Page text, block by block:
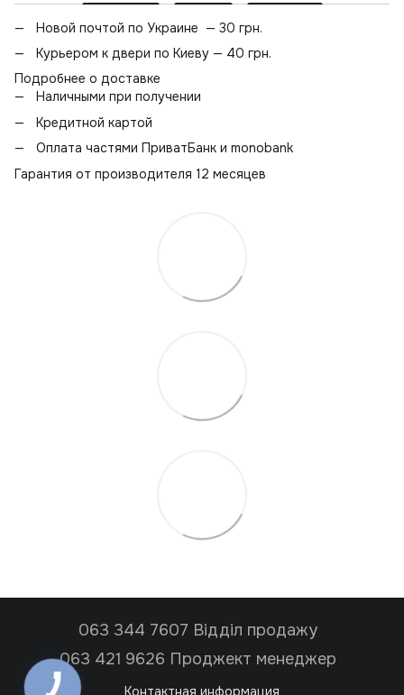
Новой почтой по Украине — 30 грн.
Курьером к двери по Киеву — 40 грн.
Подробнее о доставке
Наличными при получении
Кредитной картой
Оплата частями ПриватБанк и monobank
Гарантия от производителя 12 месяцев
063 344 7607 Відділ продажу
063 421 9626 Проджект менеджер
Контактная информация